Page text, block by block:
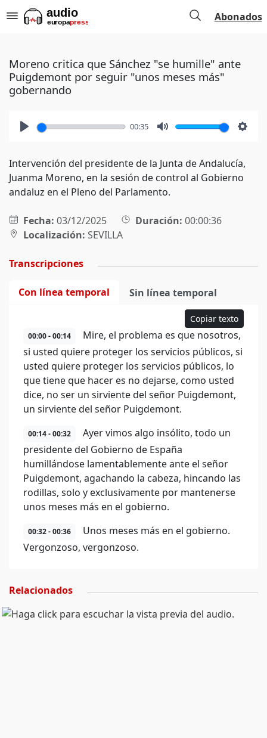
Abonados
Moreno critica que Sánchez "se humille" ante
Puigdemont por seguir "unos meses más"
gobernando
00:35
Intervención del presidente de la Junta de Andalucía,
Juanma Moreno, en la sesión de control al Gobierno
andaluz en el Pleno del Parlamento.
Fecha: 03/12/2025 Duración: 00:00:36
Localización: SEVILLA
Transcripciones
Con línea temporal Sin línea temporal
Copiar texto
00:00 - 00:14
Mire, el problema es que nosotros,
si usted quiere proteger los servicios públicos, si
usted quiere proteger los servicios públicos, lo
que tiene que hacer es no dejarse, como usted
dice, no ser un sirviente del señor Puigdemont,
un sirviente del señor Puigdemont.
00:14 - 00:32
Ayer vimos algo insólito, todo un
presidente del Gobierno de España
humillándose lamentablemente ante el señor
Puigdemont, agachando la cabeza, hincando las
rodillas, solo y exclusivamente por mantenerse
unos meses más en el gobierno.
00:32 - 00:36
Unos meses más en el gobierno.
Vergonzoso, vergonzoso.
Relacionados